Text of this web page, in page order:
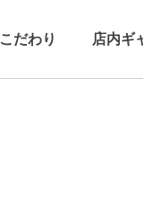
こだわり 店内ギ